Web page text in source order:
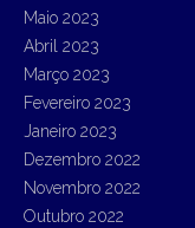
Maio 2023
Abril 2023
Março 2023
Fevereiro 2023
Janeiro 2023
Dezembro 2022
Novembro 2022
Outubro 2022